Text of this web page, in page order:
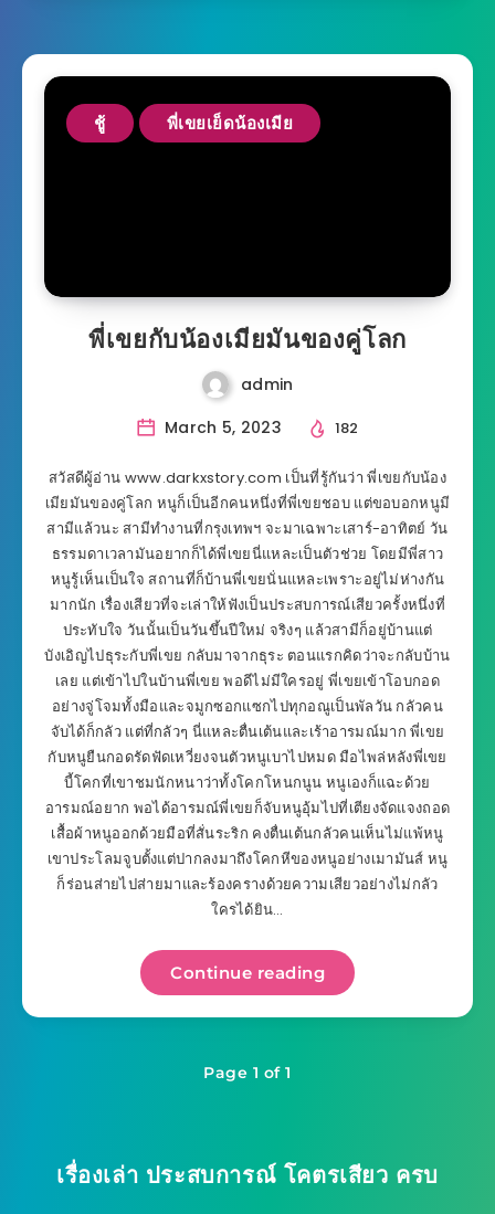
ชู้ พี่เขยเย็ดน้องเมีย
พี่เขยกับน้องเมียมันของคู่โลก
admin
March 5, 2023
182
สวัสดีผู้อ่าน www.darkxstory.com เป็นที่รู้กันว่า พี่เขยกับน้อง
เมียมันของคู่โลก หนูก็เป็นอีกคนหนึ่งที่พี่เขยชอบ แต่ขอบอกหนูมี
สามีแล้วนะ สามีทำงานที่กรุงเทพฯ จะมาเฉพาะเสาร์-อาทิตย์ วัน
ธรรมดาเวลามันอยากก็ได้พี่เขยนี่แหละเป็นตัวช่วย โดยมีพี่สาว
หนูรู้เห็นเป็นใจ สถานที่ก็บ้านพี่เขยนั่นแหละเพราะอยู่ไม่ห่างกัน
มากนัก เรื่องเสียวที่จะเล่าให้ฟังเป็นประสบการณ์เสียวครั้งหนึ่งที่
ประทับใจ วันนั้นเป็นวันขึ้นปีใหม่ จริงๆ แล้วสามีก็อยู่บ้านแต่
บังเอิญไปธุระกับพี่เขย กลับมาจากธุระ ตอนแรกคิดว่าจะกลับบ้าน
เลย แต่เข้าไปในบ้านพี่เขย พอดีไม่มีใครอยู่ พี่เขยเข้าโอบกอด
อย่างจู่โจมทั้งมือและจมูกซอกแซกไปทุกอณูเป็นพัลวัน กลัวคน
จับได้ก็กลัว แต่ที่กลัวๆ นี่แหละตื่นเต้นและเร้าอารมณ์มาก พี่เขย
กับหนูยืนกอดรัดฟัดเหวี่ยงจนตัวหนูเบาไปหมด มือไพล่หลังพี่เขย
บี้โคกที่เขาชมนักหนาว่าทั้งโคกโหนกนูน หนูเองก็แฉะด้วย
อารมณ์อยาก พอได้อารมณ์พี่เขยก็จับหนูอุ้มไปที่เตียงจัดแจงถอด
เสื้อผ้าหนูออกด้วยมือที่สั่นระริก คงตื่นเต้นกลัวคนเห็นไม่แพ้หนู
เขาประโลมจูบตั้งแต่ปากลงมาถึงโคกหีของหนูอย่างเมามันส์ หนู
ก็ร่อนส่ายไปส่ายมาและร้องครางด้วยความเสียวอย่างไม่กลัว
ใครได้ยิน…
Continue reading
Page 1 of 1
เรื่องเล่า ประสบการณ์ โคตรเสียว ครบ